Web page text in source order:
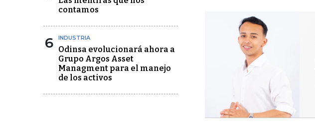
contamos
6 INDUSTRIA
Odinsa evolucionará ahora a
Grupo Argos Asset
Managment para el manejo
de los activos